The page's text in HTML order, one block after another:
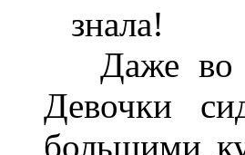
знала!
Даже во
Девочки
большими